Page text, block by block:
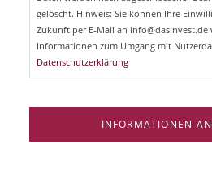
gelöscht. Hinweis: Sie können Ihre
Zukunft per E-Mail an
Informationen zum Umgang mit
Datenschutzerklärung
INFORMATIONEN